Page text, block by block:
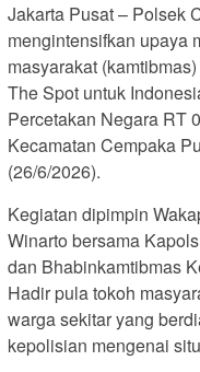
Jakarta Pusat – Polsek
mengintensifkan upaya
masyarakat
The Spot untuk
Percetakan Negara RT
Kecamatan Cempaka
(26/6/2026).
Kegiatan dipimpin
Winarto bersama
dan Bhabinkamtibmas
Hadir pula tokoh
warga sekitar yang
kepolisian mengenai